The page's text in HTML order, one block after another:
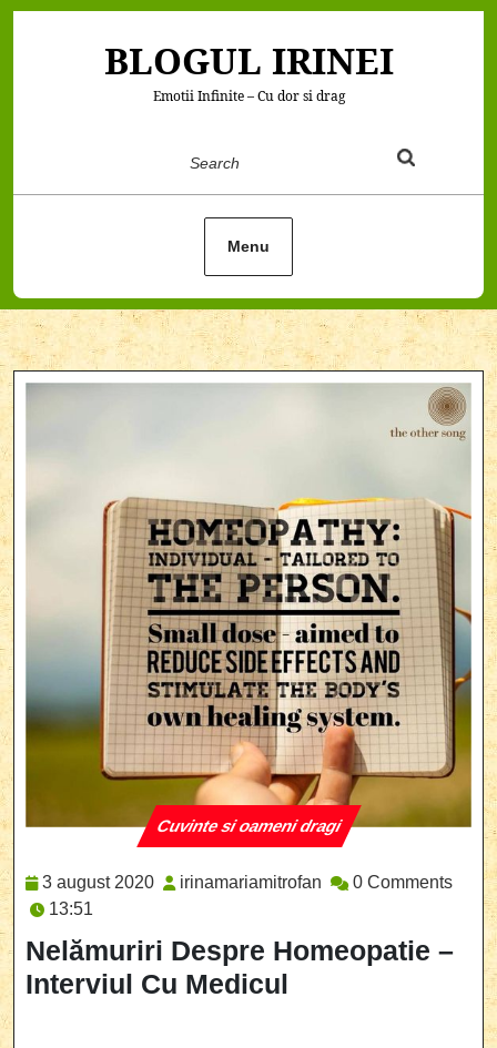
Skip
BLOGUL IRINEI
Emotii Infinite – Cu dor si drag
Menu
Cuvinte si oameni dragi
Category
3 august 2020 3
irinamariamitrofan irinamariamitrofan
0 Comments
13:51
Nelămuriri Despre Homeopatie –
Interviul Cu Medicul